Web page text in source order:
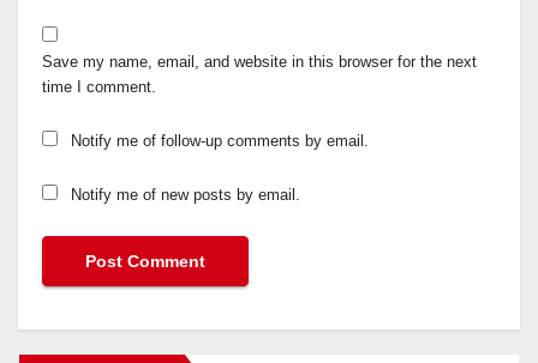
Save my name, email, and website in this browser for the next
time I comment.
Notify me of follow-up comments by email.
Notify me of new posts by email.